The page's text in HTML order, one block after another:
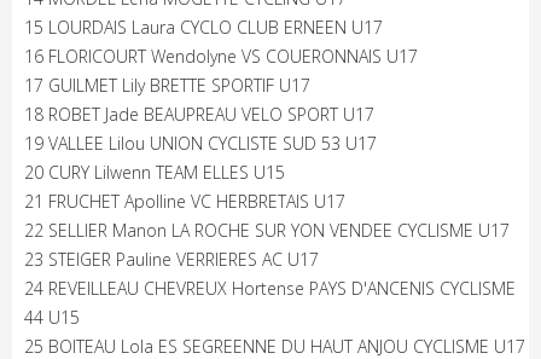
15 LOURDAIS Laura CYCLO CLUB ERNEEN U17
16 FLORICOURT Wendolyne VS COUERONNAIS U17
17 GUILMET Lily BRETTE SPORTIF U17
18 ROBET Jade BEAUPREAU VELO SPORT U17
19 VALLEE Lilou UNION CYCLISTE SUD 53 U17
20 CURY Lilwenn TEAM ELLES U15
21 FRUCHET Apolline VC HERBRETAIS U17
22 SELLIER Manon LA ROCHE SUR YON VENDEE CYCLISME U17
23 STEIGER Pauline VERRIERES AC U17
24 REVEILLEAU CHEVREUX Hortense PAYS D'ANCENIS CYCLISME
44 U15
25 BOITEAU Lola ES SEGREENNE DU HAUT ANJOU CYCLISME U17